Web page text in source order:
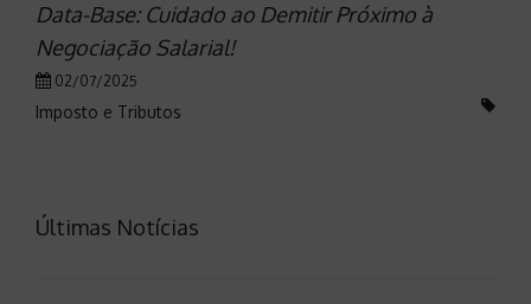
Data-Base: Cuidado ao Demitir Próximo à
Negociação Salarial!
02/07/2025
Imposto e Tributos
Últimas Notícias